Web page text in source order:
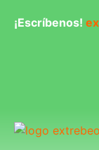
¡Escríbenos!